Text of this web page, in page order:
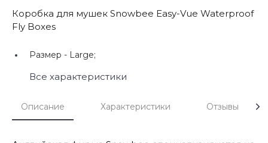
Коробка для мушек Snowbee Easy-Vue Waterproof
Fly Boxes
Размер - Large;
Все характеристики
Описание Характеристики Отзывы